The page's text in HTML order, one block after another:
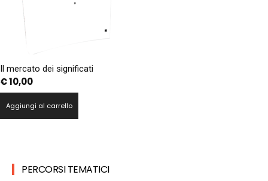
Il mercato dei significati
€10,00
Aggiungi al carrello
PERCORSI TEMATICI